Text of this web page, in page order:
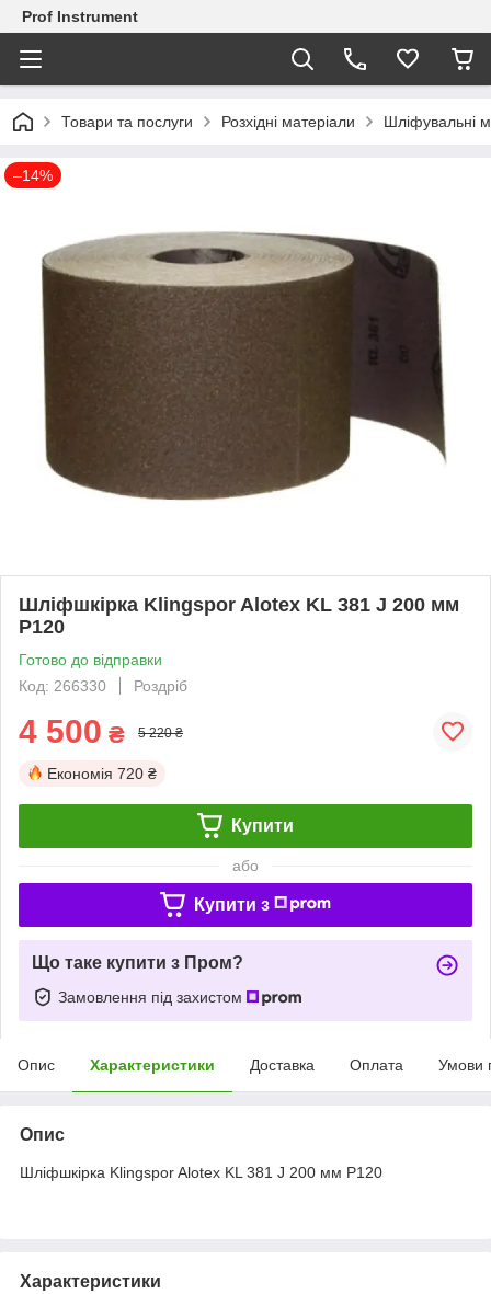
Prof Instrument
Товари та послуги Розхідні матеріали Шліфувальні
–14%
Шліфшкірка Klingspor Alotex KL 381 J 200 мм
P120
Готово до відправки
Код: 266330
Роздріб
4 500 ₴ 5 220 ₴
Економія 720 ₴
Купити
або
Купити з
Що таке купити з Пром?
Замовлення під захистом
Опис Характеристики Доставка Оплата Умови
Опис
Шліфшкірка Klingspor Alotex KL 381 J 200 мм P120
Характеристики